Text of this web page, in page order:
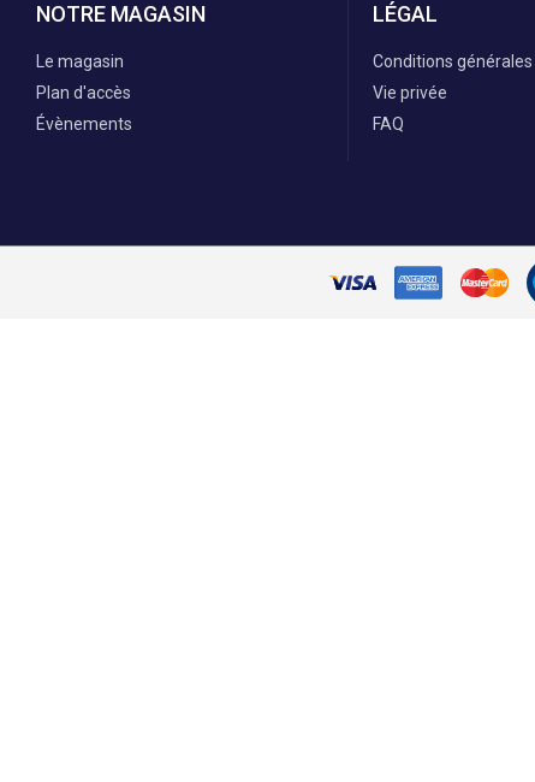
NOTRE MAGASIN
Le magasin
Plan d'accès
Évènements
LÉGAL
Conditions générales
Vie privée
FAQ